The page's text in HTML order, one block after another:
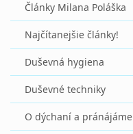
Články Milana Poláška
Najčítanejšie články!
Duševná hygiena
Duševné techniky
O dýchaní a pránájáme